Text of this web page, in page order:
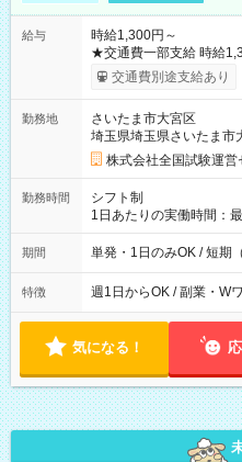
給与
時給1,300円～
★交通費一部支給 時給1,300円～ ※試験・役割により手当あり
※勤務回数により昇給あ
り！】 希望される場合
例】 ・河合塾模擬試験
×8時間＝日収10,400円
円の場合あり ・国家試
円（役割手当＋100円）×6
間】試用期間なし
交通費別途支給あり
勤務地
さいたま市大宮区
埼玉県埼玉県さいたま市
株式会社全国試験運営
勤務時間
シフト制
1日あたりの実働時間：
間は 試験により異なり
期間 単発・1日のみOK / 短期
特徴 週1日からOK / 副業・W
気になる！